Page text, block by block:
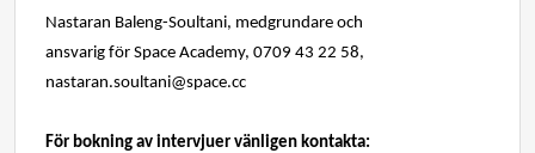
Nastaran Baleng-Soultani, medgrundare och
ansvarig för Space Academy, 0709 43 22 58,
nastaran.soultani@space.cc
För bokning av intervjuer vänligen kontakta: